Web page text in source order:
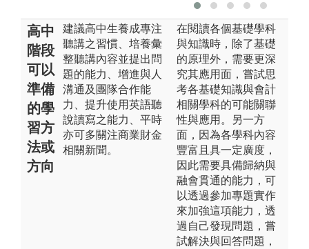
高中
階段
可以
準備
的學
習方
法或
方向
建議高中生養成專注
聽講之習慣、培養彙
整聽講內容並提出問
題的能力、增進與人
溝通及團隊合作能
力、提升使用英語聽
說讀寫之能力、平時
亦可多關注商業財金
相關新聞。
在閱讀各個基礎學科
與知識時，除了基礎
的原理外，需要更深
究其應用面，嘗試思
考各基礎知識與會計
相關學科的可能關聯
性與應用。另一方
面，因為各學科內容
豐富且具一定廣度，
因此需要具備歸納與
融會貫通的能力，可
以透過參加專題實作
來加強這項能力，透
過自己發現問題，嘗
試解決與回答問題，